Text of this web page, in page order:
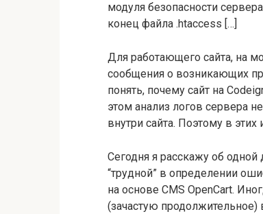
модуля безопасности
конец файла .htaccess […]
Для работающего сайта, на
сообщения о возникающих
понять, почему сайт на
этом анализ логов сервера
внутри сайта. Поэтому в этих
Сегодня я расскажу об
“трудной” в определении
на основе CMS OpenCart.
(зачастую продолжительное)